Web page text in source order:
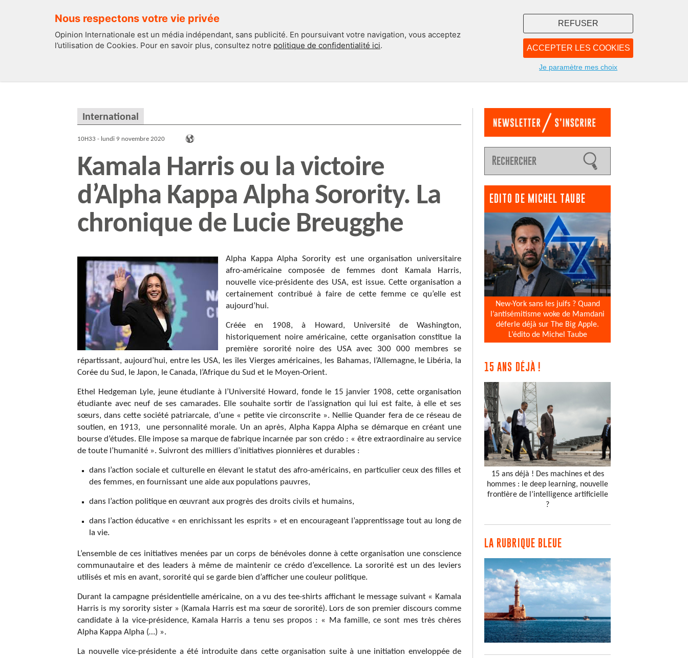
Nous respectons votre vie privée
Opinion Internationale est un média indépendant, sans publicité. En poursuivant votre navigation, vous acceptez
l’utilisation de Cookies. Pour en savoir plus, consultez notre politique de confidentialité ici. ACCEPTER LES COOKIES
REFUSER
Je paramètre mes choix
NOUS
International
10H33 - lundi 9 novembre 2020
Kamala Harris ou la victoire
d’Alpha Kappa Alpha Sorority. La
chronique de Lucie Breugghe
Alpha Kappa Alpha Sorority est une organisation universitaire
afro-américaine composée de femmes dont Kamala Harris,
nouvelle vice-présidente des USA, est issue. Cette organisation a
certainement contribué à faire de cette femme ce qu’elle est
aujourd’hui.
Créée en 1908, à Howard, Université de Washington,
historiquement noire américaine, cette organisation constitue la
première sororité noire des USA avec 300 000 membres se
répartissant, aujourd’hui, entre les USA, les îles Vierges américaines, les Bahamas, l’Allemagne, le Libéria, la
Corée du Sud, le Japon, le Canada, l’Afrique du Sud et le Moyen-Orient.
Ethel Hedgeman Lyle, jeune étudiante à l’Université Howard, fonde le 15 janvier 1908, cette organisation
étudiante avec neuf de ses camarades. Elle souhaite sortir de l’assignation qui lui est faite, à elle et ses
sœurs, dans cette société patriarcale, d’une « petite vie circonscrite ». Nellie Quander fera de ce réseau de
soutien, en 1913,
une personnalité morale. Un an après, Alpha Kappa Alpha se démarque en créant une
bourse d’études. Elle impose sa marque de fabrique incarnée par son crédo : « être extraordinaire au service
de toute l’humanité ». Suivront des milliers d’initiatives pionnières et durables :
dans l’action sociale et culturelle en élevant le statut des afro-américains, en particulier ceux des filles et
des femmes, en fournissant une aide aux populations pauvres,
dans l’action politique en œuvrant aux progrès des droits civils et humains,
dans l’action éducative « en enrichissant les esprits » et en encourageant l’apprentissage tout au long de
la vie.
L’ensemble de ces initiatives menées par un corps de bénévoles donne à cette organisation une conscience
communautaire et des leaders à même de maintenir ce crédo d’excellence. La sororité est un des leviers
utilisés et mis en avant, sororité qui se garde bien d’afficher une couleur politique.
Durant la campagne présidentielle américaine, on a vu des tee-shirts affichant le message suivant « Kamala
Harris is my sorority sister » (Kamala Harris est ma sœur de sororité). Lors de son premier discours comme
candidate à la vice-présidence, Kamala Harris a tenu ses propos : « Ma famille, ce sont mes très chères
Alpha Kappa Alpha (…) ».
La nouvelle vice-présidente a été introduite dans cette organisation suite à une initiation enveloppée de
EDITO DE MICHEL TAUBE
New-York sans les juifs ? Quand
l’antisémitisme woke de Mamdani
déferle déjà sur The Big Apple.
L’édito de Michel Taube
15 ANS DÉJÀ !
15 ans déjà ! Des machines et des
hommes : le deep learning, nouvelle
frontière de l’intelligence artificielle
?
LA RUBRIQUE BLEUE